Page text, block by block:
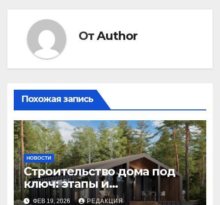
ОтAuthor
Похожая запись
НОВОСТИ
Строительство дома под
ключ: этапы и
планирование бюджета
ФЕВ 19, 2026 РЕДАКЦИЯ